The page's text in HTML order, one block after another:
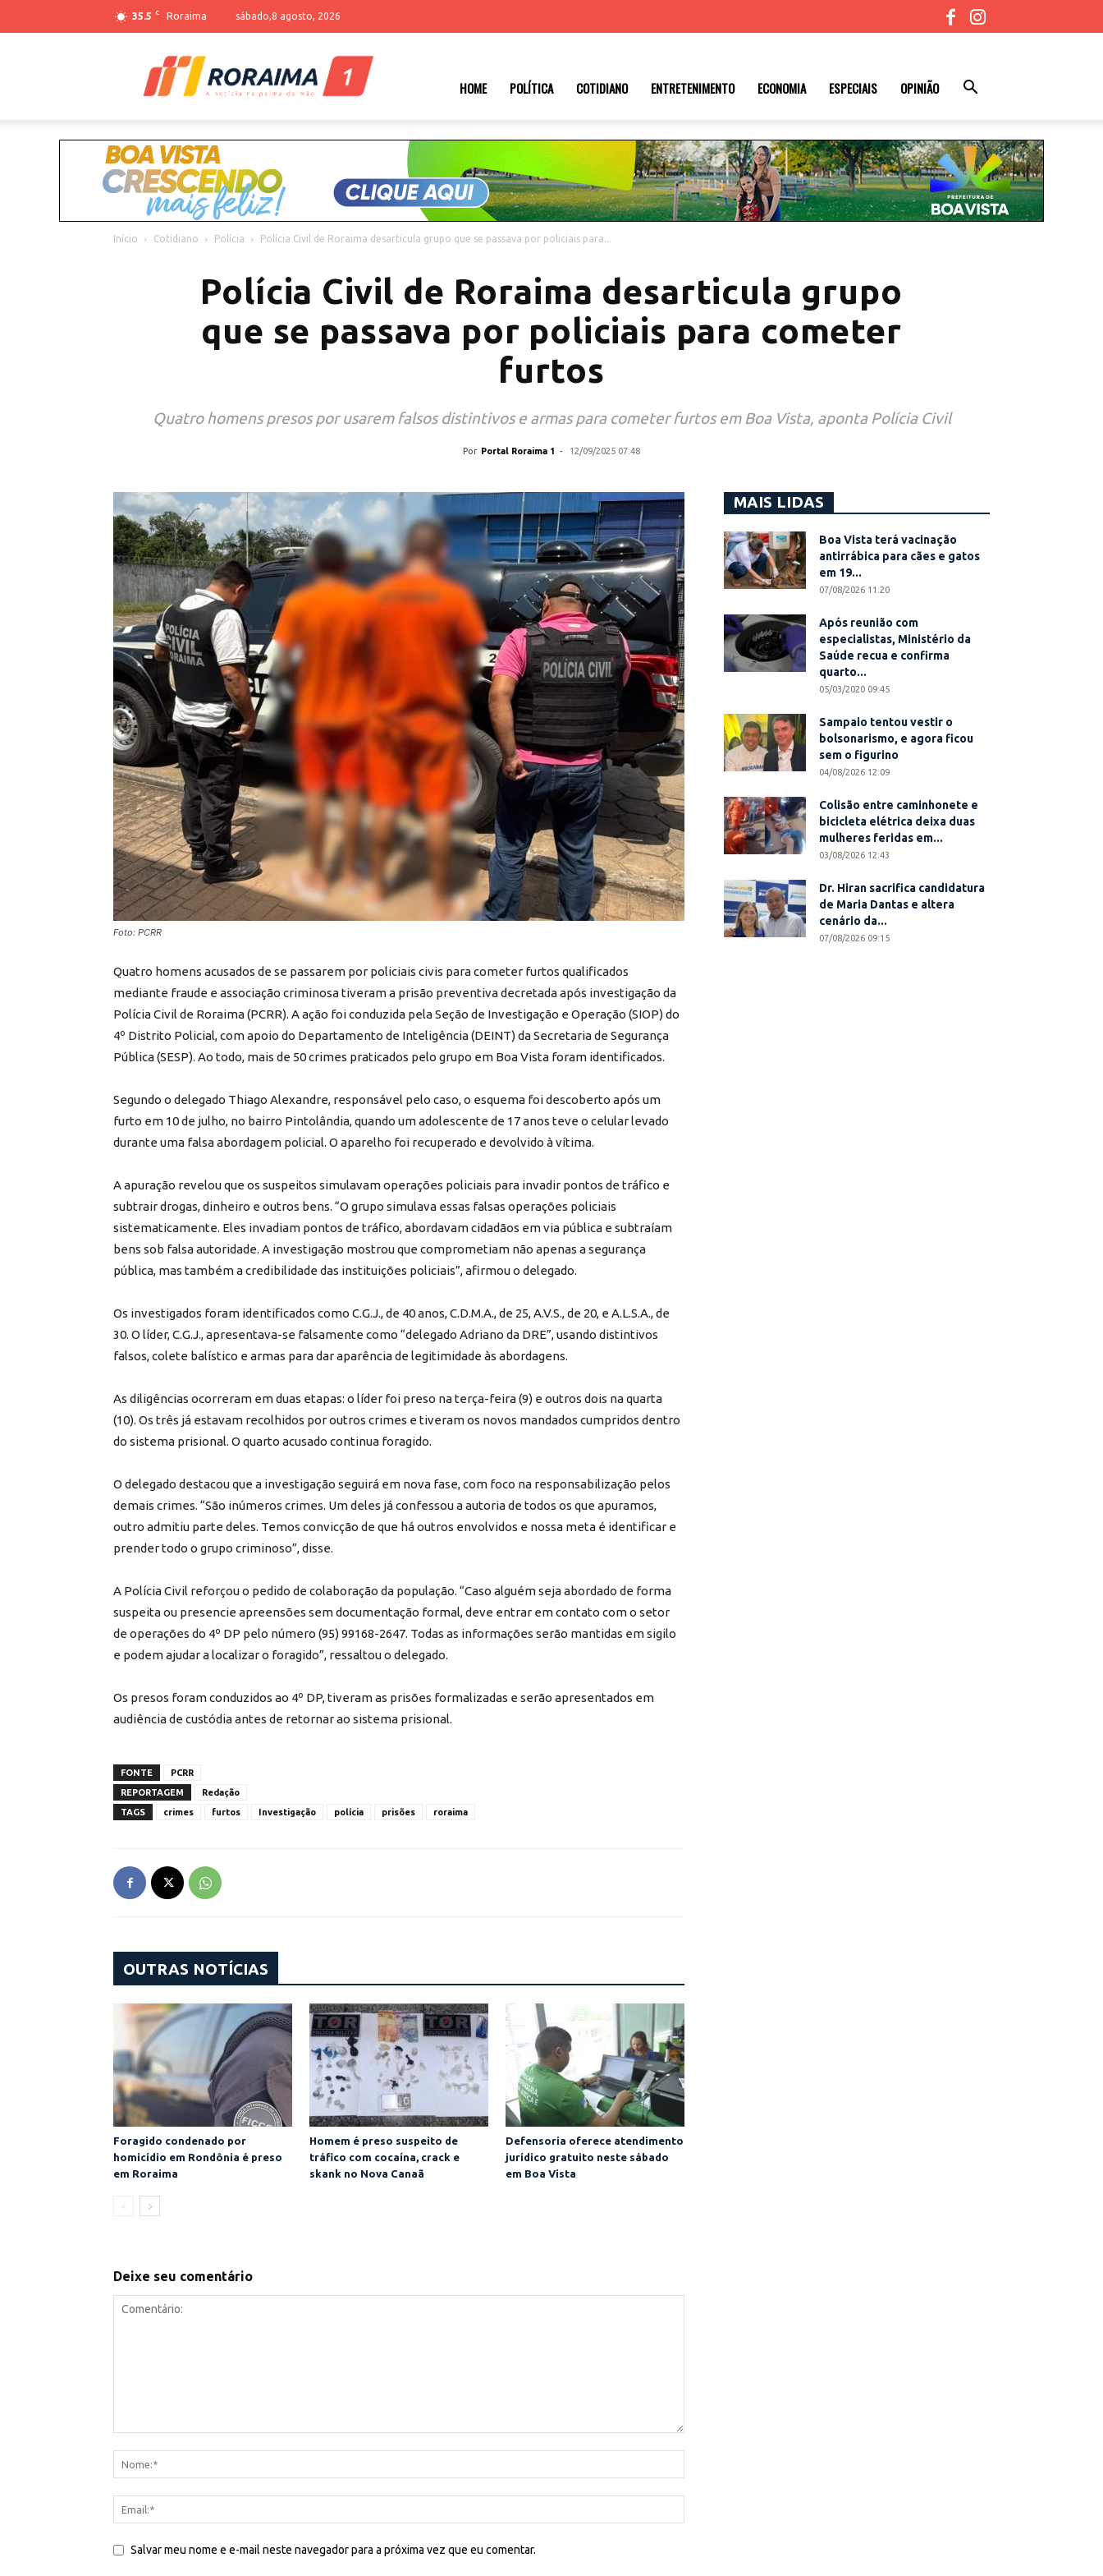
35.5 C Roraima sábado,8 agosto, 2026
HOME POLÍTICA COTIDIANO ENTRETENIMENTO ECONOMIA ESPECIAIS OPINIÃO
Início Cotidiano Polícia Polícia Civil de Roraima desarticula grupo que se passava por policiais para...
Polícia Civil de Roraima desarticula grupo
que se passava por policiais para cometer
furtos
Quatro homens presos por usarem falsos distintivos e armas para cometer furtos em Boa Vista, aponta Polícia Civil
Por Portal Roraima 1 - 12/09/2025 07:48
Foto: PCRR
Quatro homens acusados de se passarem por policiais civis para cometer furtos qualificados
mediante fraude e associação criminosa tiveram a prisão preventiva decretada após investigação da
Polícia Civil de Roraima (PCRR). A ação foi conduzida pela Seção de Investigação e Operação (SIOP) do
4º Distrito Policial, com apoio do Departamento de Inteligência (DEINT) da Secretaria de Segurança
Pública (SESP). Ao todo, mais de 50 crimes praticados pelo grupo em Boa Vista foram identificados.
Segundo o delegado Thiago Alexandre, responsável pelo caso, o esquema foi descoberto após um
furto em 10 de julho, no bairro Pintolândia, quando um adolescente de 17 anos teve o celular levado
durante uma falsa abordagem policial. O aparelho foi recuperado e devolvido à vítima.
A apuração revelou que os suspeitos simulavam operações policiais para invadir pontos de tráfico e
subtrair drogas, dinheiro e outros bens. “O grupo simulava essas falsas operações policiais
sistematicamente. Eles invadiam pontos de tráfico, abordavam cidadãos em via pública e subtraíam
bens sob falsa autoridade. A investigação mostrou que comprometiam não apenas a segurança
pública, mas também a credibilidade das instituições policiais”, afirmou o delegado.
Os investigados foram identificados como C.G.J., de 40 anos, C.D.M.A., de 25, A.V.S., de 20, e A.L.S.A., de
30. O líder, C.G.J., apresentava-se falsamente como “delegado Adriano da DRE”, usando distintivos
falsos, colete balístico e armas para dar aparência de legitimidade às abordagens.
As diligências ocorreram em duas etapas: o líder foi preso na terça-feira (9) e outros dois na quarta
(10). Os três já estavam recolhidos por outros crimes e tiveram os novos mandados cumpridos dentro
do sistema prisional. O quarto acusado continua foragido.
O delegado destacou que a investigação seguirá em nova fase, com foco na responsabilização pelos
demais crimes. “São inúmeros crimes. Um deles já confessou a autoria de todos os que apuramos,
outro admitiu parte deles. Temos convicção de que há outros envolvidos e nossa meta é identificar e
prender todo o grupo criminoso”, disse.
A Polícia Civil reforçou o pedido de colaboração da população. “Caso alguém seja abordado de forma
suspeita ou presencie apreensões sem documentação formal, deve entrar em contato com o setor
de operações do 4º DP pelo número (95) 99168-2647. Todas as informações serão mantidas em sigilo
e podem ajudar a localizar o foragido”, ressaltou o delegado.
Os presos foram conduzidos ao 4º DP, tiveram as prisões formalizadas e serão apresentados em
audiência de custódia antes de retornar ao sistema prisional.
FONTE
PCRR
REPORTAGEM
Redação
TAGS
crimes furtos Investigação polícia prisões roraima
OUTRAS NOTÍCIAS
Foragido condenado por
homicídio em Rondônia é preso
em Roraima
Homem é preso suspeito de
tráfico com cocaína, crack e
skank no Nova Canaã
Defensoria oferece atendimento
jurídico gratuito neste sábado
em Boa Vista
Deixe seu comentário
Salvar meu nome e e-mail neste navegador para a próxima vez que eu comentar.
MAIS LIDAS
Boa Vista terá vacinação
antirrábica para cães e gatos
em 19...
07/08/2026 11:20
Após reunião com
especialistas, Ministério da
Saúde recua e confirma
quarto...
05/03/2020 09:45
Sampaio tentou vestir o
bolsonarismo, e agora ficou
sem o figurino
04/08/2026 12:09
Colisão entre caminhonete e
bicicleta elétrica deixa duas
mulheres feridas em...
03/08/2026 12:43
Dr. Hiran sacrifica candidatura
de Maria Dantas e altera
cenário da...
07/08/2026 09:15